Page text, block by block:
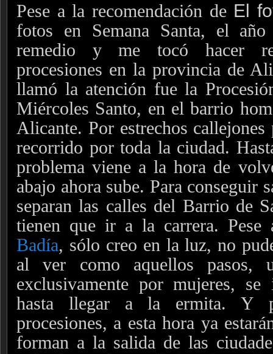
Pese a la recomendación de El
fotos en Semana Santa, el
remedio y me tocó hacer
procesiones en la provincia de
llamó la atención fue la
Miércoles Santo, en el barrio
Alicante. Por estrechos
recorrido por toda la ciudad.
problema viene a la hora de
abajo ahora sube. Para conseguir
separan las calles del Barrio de
tienen que ir a la carrera.
Badía, sólo creo en la luz, no
al ver como aquellos pasos,
exclusivamente por mujeres, se
hasta llegar a la ermita. Y
procesiones, a esta hora ya
forman a la salida de las